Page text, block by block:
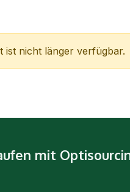
ist nicht länger verfügbar.
mit